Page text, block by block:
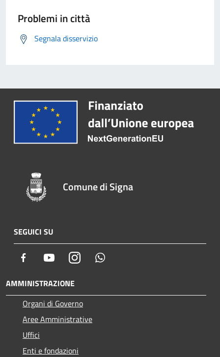
Problemi in città
Segnala disservizio
Comune di Signa
SEGUICI SU
Facebook YoutubeInstagram
AMMINISTRAZIONE
Organi di Governo
Aree Amministrative
Uffici
Enti e fondazioni